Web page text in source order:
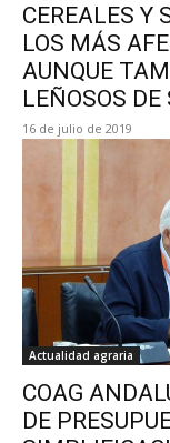
CEREALES Y
LOS MÁS
AUNQUE
LEÑOSOS DE
16 de julio de 2019
Actualidad agraria
COAG
DE